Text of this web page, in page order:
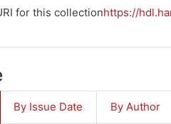
for this collectionhttps://
By Issue Date By Author